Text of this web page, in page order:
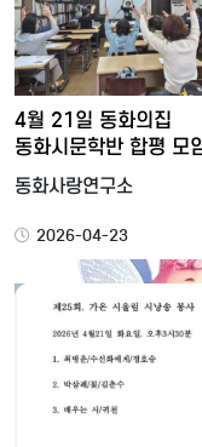
4월 21일 동화의집
동화시문학반 합평 모
가졌어…
동화사랑연구소
2026-04-23